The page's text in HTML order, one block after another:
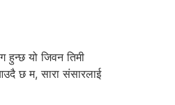
यो जिवन तिमी
छ म, सारा संसारलाई